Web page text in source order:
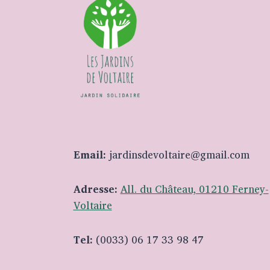
Email: jardinsdevoltaire@gmail.com
Adresse: All. du Château, 01210 Ferney-
Voltaire
Tel: (0033) 06 17 33 98 47